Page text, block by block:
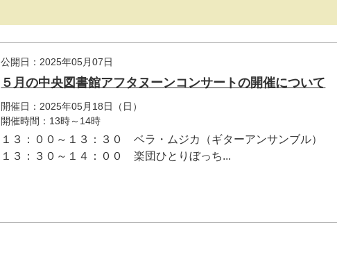
公開日：2025年05月07日
５月の中央図書館アフタヌーンコンサートの開催について
開催日：2025年05月18日（日）
開催時間：13時～14時
１３：００～１３：３０ ベラ・ムジカ（ギターアンサンブル）
１３：３０～１４：００ 楽団ひとりぼっち...